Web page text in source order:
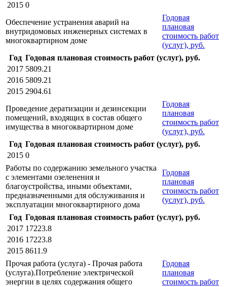
2015 0
Обеспечение устранения аварий на
внутридомовых инженерных системах в
многоквартирном доме
Годовая
плановая
стоимость работ
(услуг), руб.
Год Годовая плановая стоимость работ (услуг), руб.
2017 5809.21
2016 5809.21
2015 2904.61
Проведение дератизации и дезинсекции
помещений, входящих в состав общего
имущества в многоквартирном доме
Годовая
плановая
стоимость работ
(услуг), руб.
Год Годовая плановая стоимость работ (услуг), руб.
2015 0
Работы по содержанию земельного участка
с элементами озеленения и
благоустройства, иными объектами,
предназначенными для обслуживания и
эксплуатации многоквартирного дома
Годовая
плановая
стоимость работ
(услуг), руб.
Год Годовая плановая стоимость работ (услуг), руб.
2017 17223.8
2016 17223.8
2015 8611.9
Прочая работа (услуга) - Прочая работа
(услуга).Потребление электрической
энергии в целях содержания общего
Годовая
плановая
стоимость работ